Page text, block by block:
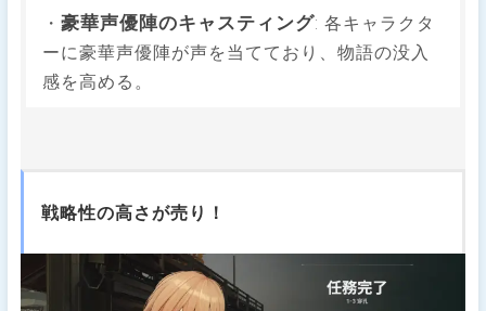
・豪華声優陣のキャスティング: 各キャラクタ
ーに豪華声優陣が声を当てており、物語の没入
感を高める。
戦略性の高さが売り！